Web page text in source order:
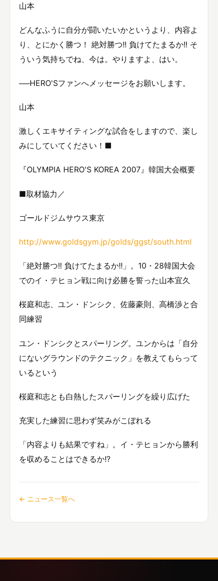
山本
どんなふうに自分が闘いたいかというより、内容よ
り、とにかく勝つ！ 絶対勝つ!! 負けてたまるか!! そ
ういう気持ちでね、今は。やりますよ、はい。
──HERO'Sファンへメッセージをお願いします。
山本
激しくエキサイティングな試合をしますので、楽し
みにしていてください！■
『OLYMPIA HERO'S KOREA 2007』韓国大会概要
■取材協力／
ゴールドジムサウス東京
http://www.goldsgym.jp/golds/ggst/south.html
「絶対勝つ!! 負けてたまるか!!」。10・28韓国大会
でのイ・テヒョン戦に向け必勝を誓った山本宜久
桜庭和志、ユン・ドンシク、佐藤豪則、高橋渉と合
同練習
ユン・ドンシクとスパーリング。ユンからは「自分
にないグラウンドのテクニック」を教えてもらって
いるという
桜庭和志とも白熱したスパーリングを繰り広げた
充実した練習に思わず笑みがこぼれる
「内容よりも結果ですね」。イ・テヒョンから勝利
を収めることはできるか!?
← ニュース一覧へ